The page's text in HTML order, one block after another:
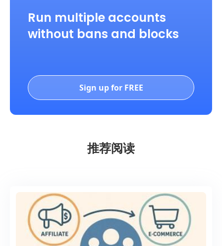
Run multiple accounts
without bans and blocks
Sign up for FREE
推荐阅读